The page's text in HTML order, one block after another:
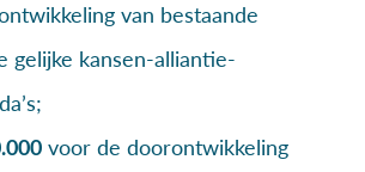
van bestaande
gelijke kansen-alliantie-
voor de doorontwikkeling